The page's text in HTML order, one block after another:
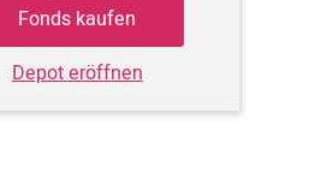
Fonds kaufen
Depot eröffnen